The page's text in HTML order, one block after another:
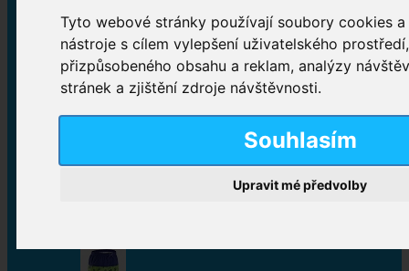
Tyto webové stránky používají soubory cookies
nástroje s cílem vylepšení uživatelského
přizpůsobeného obsahu a reklam, analýzy
stránek a zjištění zdroje návštěvnosti.
Souhlasím
Upravit mé předvolby
Inkontinenční kalhotky
Plenkové kalhotky navlékací,Plenkové kalhotky
zalepovací,Inkontinenční kalhotky dámské
Inkontinenční vložky